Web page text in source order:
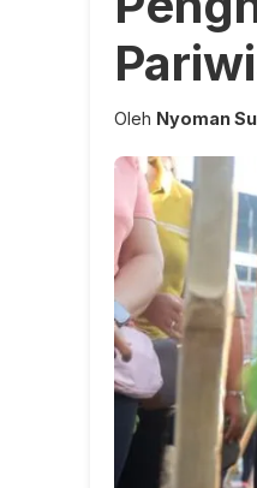
Oleh Nyoman